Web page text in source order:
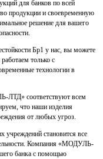
для банков по всей
продукции и своевременную
решение для вашего
Бр1 у нас, вы можете
только с
технологии в
ЛТД» соответствуют всем
что наши изделия
от любых угроз.
учреждений становится все
Компания «МОДУЛЬ-
банка с помощью